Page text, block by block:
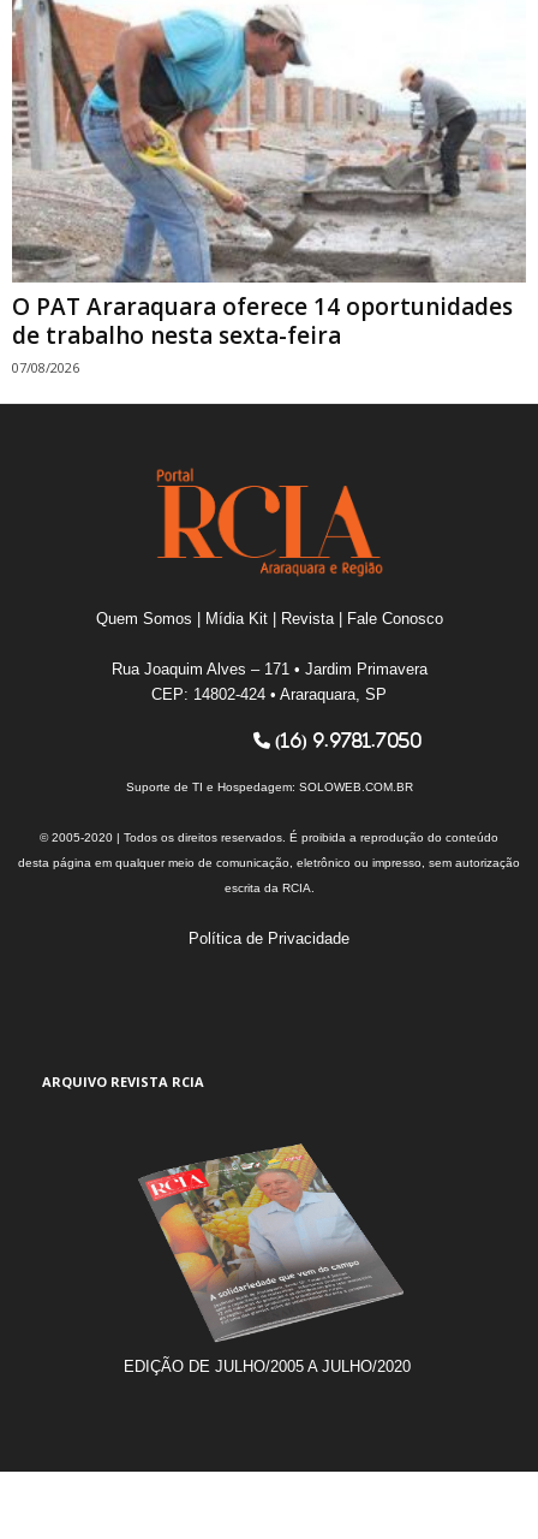
O PAT Araraquara oferece 14 oportunidades
de trabalho nesta sexta-feira
07/08/2026
Quem Somos Mídia Kit| Revista| Fale Conosco
Rua Joaquim Alves – 171 • Jardim Primavera
CEP: 14802-424 • Araraquara, SP
(16) 9.9781.7050
Suporte de TI e Hospedagem: SOLOWEB.COM.BR
© 2005-2020 | Todos os direitos reservados. É proibida a reprodução do conteúdo
desta página em qualquer meio de comunicação, eletrônico ou impresso, sem autorização
escrita da RCIA.
Política de Privacidade
ARQUIVO REVISTA RCIA
EDIÇÃO DE JULHO/2005 A JULHO/2020